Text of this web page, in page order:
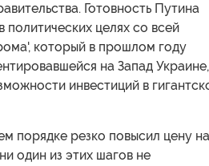
Готовность Путина
политических целях со всей
который в прошлом году
на Запад
инвестиций в
порядке резко повысил цену на
один из этих шагов не